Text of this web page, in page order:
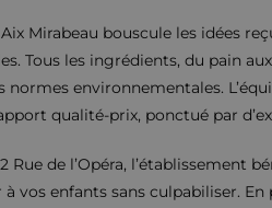
Mirabeau bouscule les idées
Tous les ingrédients, du pain
normes environnementales.
qualité-prix, ponctué par
Rue de l’Opéra, l’établissement
vos enfants sans culpabiliser.